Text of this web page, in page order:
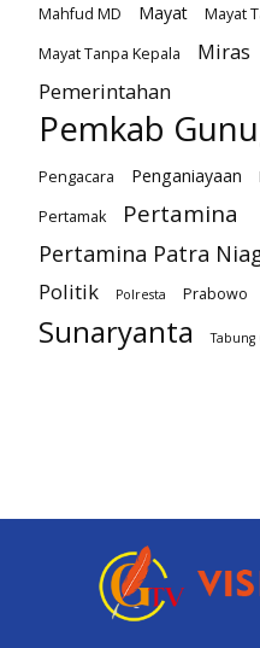
Mahfud MD
Mayat
Mayat
Mayat Tanpa Kepala
Miras
Pemerintahan
Pemkab
Pengacara Penganiayaan
Pertamak Pertamina
Pertamina Patra
Politik
Polresta Prabowo
Sunaryanta Tabung